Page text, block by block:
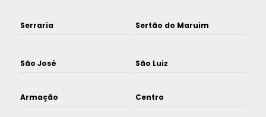
Serraria Sertão do Maruim
São José São Luiz
Armação Centro